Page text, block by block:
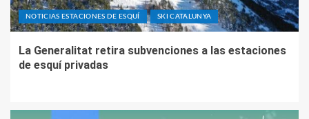
NOTICIAS ESTACIONES DE ESQUÍ SKI CATALUNYA
La Generalitat retira subvenciones a las estaciones
de esquí privadas